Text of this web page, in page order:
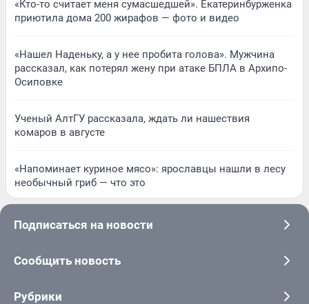
«Кто-то считает меня сумасшедшей». Екатеринбурженка
приютила дома 200 жирафов — фото и видео
«Нашел Наденьку, а у нее пробита голова». Мужчина
рассказал, как потерял жену при атаке БПЛА в Архипо-
Осиповке
Ученый АлтГУ рассказала, ждать ли нашествия
комаров в августе
«Напоминает куриное мясо»: ярославцы нашли в лесу
необычный гриб — что это
Подписаться на новости
Сообщить новость
Рубрики